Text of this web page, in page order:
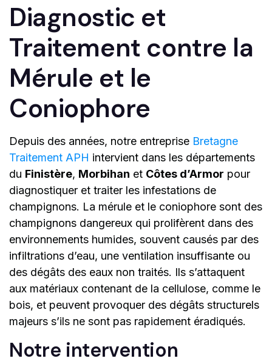
Diagnostic et
Traitement contre la
Mérule et le
Coniophore
Depuis des années, notre entreprise Bretagne
Traitement APH intervient dans les départements
du Finistère, Morbihan et Côtes d’Armor pour
diagnostiquer et traiter les infestations de
champignons. La mérule et le coniophore sont des
champignons dangereux qui prolifèrent dans des
environnements humides, souvent causés par des
infiltrations d’eau, une ventilation insuffisante ou
des dégâts des eaux non traités. Ils s’attaquent
aux matériaux contenant de la cellulose, comme le
bois, et peuvent provoquer des dégâts structurels
majeurs s’ils ne sont pas rapidement éradiqués.
Notre intervention